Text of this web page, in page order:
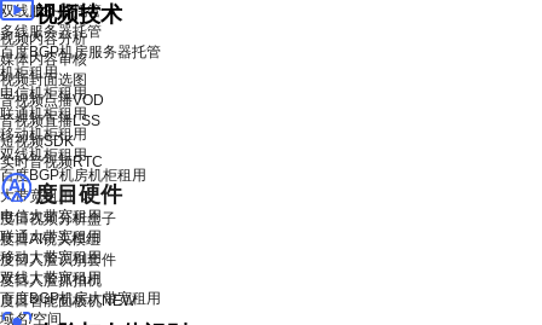
视频技术
视频内容分析
媒体内容审核
视频封面选图
音视频点播VOD
音视频直播LSS
短视频SDK
实时音视频RTC
度目硬件
度目视频分析盒子
度目AI镜头模组
度目人脸识别套件
度目人脸抓拍机
度目智能面板机NEW
双线服务器托管
多线服务器托管
百度BGP机房服务器托管
机柜租用
电信机柜租用
联通机柜租用
移动机柜租用
双线机柜租用
百度BGP机房机柜租用
大带宽租用
电信大带宽租用
联通大带宽租用
移动大带宽租用
双线大带宽租用
百度BGP机房大带宽租用
域名/空间